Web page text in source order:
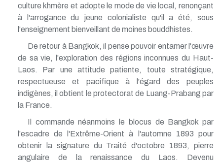
culture khmère et adopte le mode de vie local, renonçant
à l'arrogance du jeune colonialiste qu'il a été, sous
l'enseignement bienveillant de moines bouddhistes.
De retour à Bangkok, il pense pouvoir entamer l'œuvre
de sa vie, l'exploration des régions inconnues du Haut-
Laos. Par une attitude patiente, toute stratégique,
respectueuse et pacifique à l'égard des peuples
indigènes, il obtient le protectorat de Luang-Prabang par
la France.
Il commande néanmoins le blocus de Bangkok par
l'escadre de l'Extrême-Orient à l'automne 1893 pour
obtenir la signature du Traité d'octobre 1893, pierre
angulaire de la renaissance du Laos. Devenu